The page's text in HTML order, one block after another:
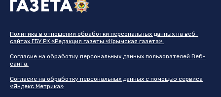
Политика в отношении обработки персональных данных на веб-
сайтах ГБУ РК «Редакция газеты «Крымская газета».
Согласие на обработку персональных данных пользователей Веб-
сайта.
Согласие на обработку персональных данных с помощью сервиса
«Яндекс.Метрика»